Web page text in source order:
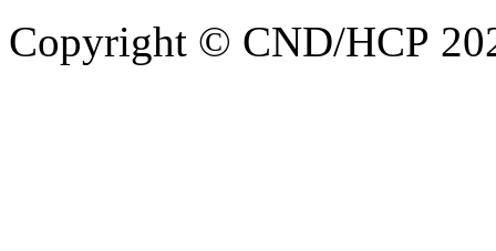
Copyright © CND/HCP